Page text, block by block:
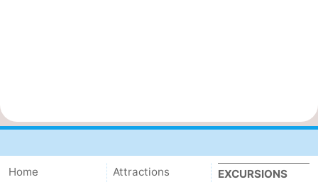
Home
Attractions
EXCURSIONS